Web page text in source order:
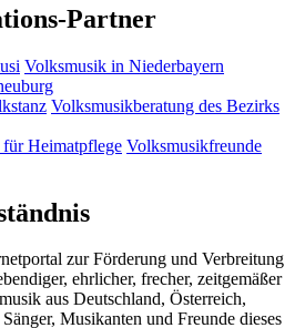
Partner
Volksmusik in Niederbayern
Volksmusikberatung des Bezirks
Heimatpflege Volksmusikfreunde
zur Förderung und Verbreitung
ehrlicher, frecher, zeitgemäßer
aus Deutschland, Österreich,
Musikanten und Freunde dieses